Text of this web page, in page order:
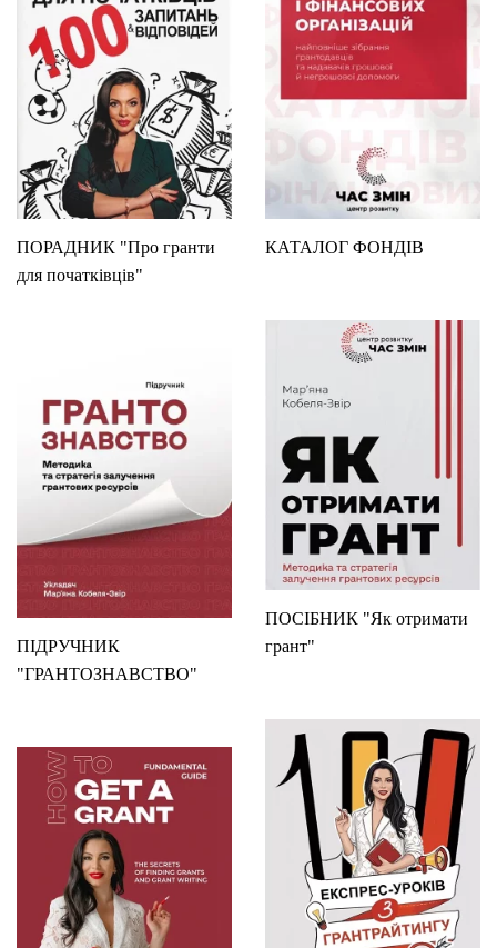
ПОРАДНИК "Про гранти
для початківців"
КАТАЛОГ ФОНДІВ
ПОСІБНИК "Як отримати
грант"
ПІДРУЧНИК
"ГРАНТОЗНАВСТВО"